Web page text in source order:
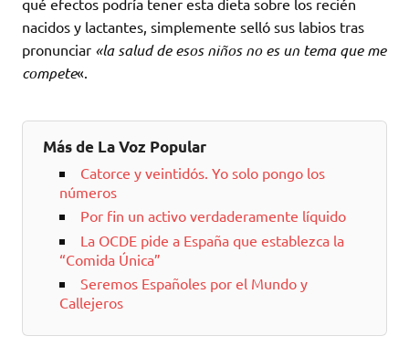
qué efectos podría tener esta dieta sobre los recién
nacidos y lactantes, simplemente selló sus labios tras
pronunciar «la salud de esos niños no es un tema que me
compete«.
Más de La Voz Popular
Catorce y veintidós. Yo solo pongo los
números
Por fin un activo verdaderamente líquido
La OCDE pide a España que establezca la
“Comida Única”
Seremos Españoles por el Mundo y
Callejeros